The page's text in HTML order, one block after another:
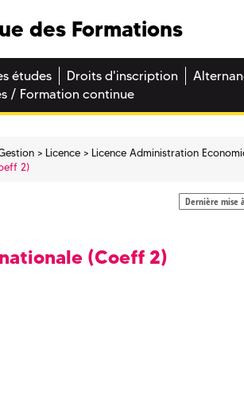
des Formations
études Droits d'inscription
/ Formation continue
Licence Licence Administration
2)
Dernière mise
(Coeff 2)